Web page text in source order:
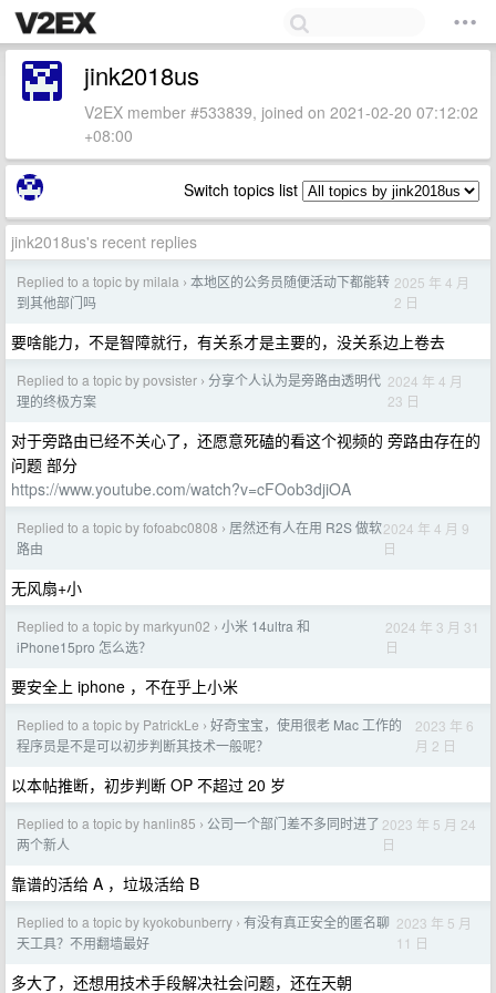
jink2018us
V2EX member #533839, joined on 2021-02-20 07:12:02
+08:00
Switch topics list
jink2018us's recent replies
Replied to a topic by milala › 本地区的公务员随便活动下都能转
到其他部门吗
2025 年 4 月
2 日
要啥能力，不是智障就行，有关系才是主要的，没关系边上卷去
Replied to a topic by povsister › 分享个人认为是旁路由透明代
理的终极方案
2024 年 4 月
23 日
对于旁路由已经不关心了，还愿意死磕的看这个视频的 旁路由存在的
问题 部分
https://www.youtube.com/watch?v=cFOob3djiOA
Replied to a topic by fofoabc0808 › 居然还有人在用 R2S 做软
路由
2024 年 4 月 9
日
无风扇+小
Replied to a topic by markyun02 › 小米 14ultra 和
iPhone15pro 怎么选？
2024 年 3 月 31
日
要安全上 iphone ，不在乎上小米
Replied to a topic by PatrickLe › 好奇宝宝，使用很老 Mac 工作的
程序员是不是可以初步判断其技术一般呢？
2023 年 6
月 2 日
以本帖推断，初步判断 OP 不超过 20 岁
Replied to a topic by hanlin85 › 公司一个部门差不多同时进了
两个新人
2023 年 5 月 24
日
靠谱的活给 A ，垃圾活给 B
Replied to a topic by kyokobunberry › 有没有真正安全的匿名聊
天工具？不用翻墙最好
2023 年 5 月
11 日
多大了，还想用技术手段解决社会问题，还在天朝